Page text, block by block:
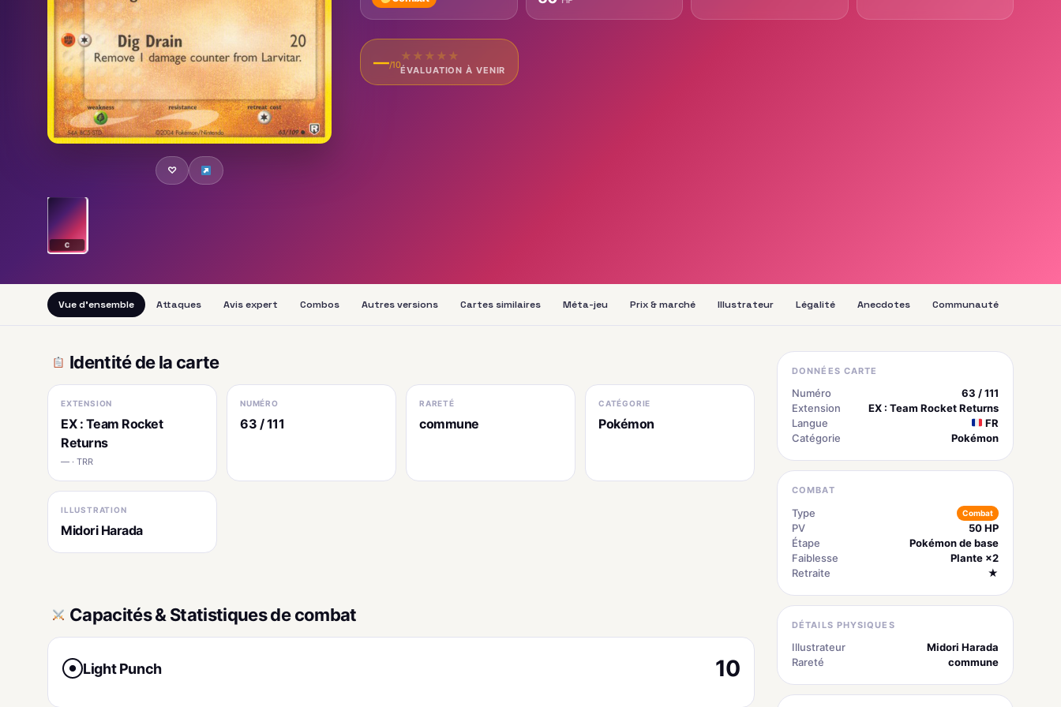
♡
C
—/10
★ ★ ★ ★ ★
ÉVALUATION À VENIR
Vue d'ensemble Attaques Avis expert Combos Autres versions Cartes similaires Méta-jeu Prix & marché Illustrateur Légalité Anecdotes Communauté
Identité de la carte
EXTENSION
EX : Team Rocket
Returns
— · TRR
NUMÉRO
63 / 111
RARETÉ
commune
CATÉGORIE
Pokémon
ILLUSTRATION
Midori Harada
Capacités & Statistiques de combat
● Light Punch 10
DONNÉES CARTE
Numéro
63 / 111
Extension
EX : Team Rocket Returns
Langue
FR
Catégorie
Pokémon
COMBAT
Type Combat
PV
50 HP
Étape
Pokémon de base
Faiblesse
Plante ×2
Retraite
★
DÉTAILS PHYSIQUES
Illustrateur
Midori Harada
Rareté
commune